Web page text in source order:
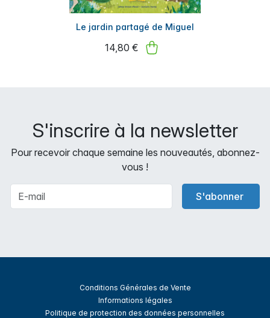
Le jardin partagé de Miguel
14,80 €
S'inscrire à la newsletter
Pour recevoir chaque semaine les nouveautés, abonnez-
vous !
S'abonner
Conditions Générales de Vente
Informations légales
Politique de protection des données personnelles